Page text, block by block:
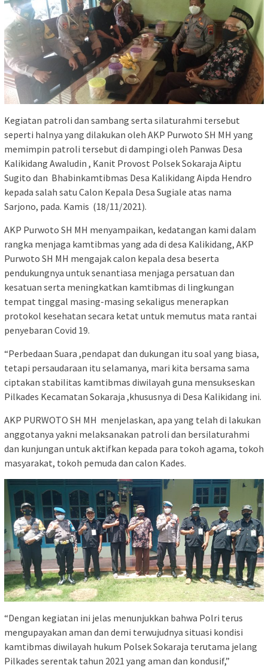
Kegiatan patroli dan sambang serta silaturahmi tersebut
seperti halnya yang dilakukan oleh AKP Purwoto SH MH yang
memimpin patroli tersebut di dampingi oleh Panwas Desa
Kalikidang Awaludin , Kanit Provost Polsek Sokaraja Aiptu
Sugito dan Bhabinkamtibmas Desa Kalikidang Aipda Hendro
kepada salah satu Calon Kepala Desa Sugiale atas nama
Sarjono, pada. Kamis (18/11/2021).
AKP Purwoto SH MH menyampaikan, kedatangan kami dalam
rangka menjaga kamtibmas yang ada di desa Kalikidang, AKP
Purwoto SH MH mengajak calon kepala desa beserta
pendukungnya untuk senantiasa menjaga persatuan dan
kesatuan serta meningkatkan kamtibmas di lingkungan
tempat tinggal masing-masing sekaligus menerapkan
protokol kesehatan secara ketat untuk memutus mata rantai
penyebaran Covid 19.
“Perbedaan Suara ,pendapat dan dukungan itu soal yang biasa,
tetapi persaudaraan itu selamanya, mari kita bersama sama
ciptakan stabilitas kamtibmas diwilayah guna mensukseskan
Pilkades Kecamatan Sokaraja ,khususnya di Desa Kalikidang ini.
AKP PURWOTO SH MH menjelaskan, apa yang telah di lakukan
anggotanya yakni melaksanakan patroli dan bersilaturahmi
dan kunjungan untuk aktifkan kepada para tokoh agama, tokoh
masyarakat, tokoh pemuda dan calon Kades.
“Dengan kegiatan ini jelas menunjukkan bahwa Polri terus
mengupayakan aman dan demi terwujudnya situasi kondisi
kamtibmas diwilayah hukum Polsek Sokaraja terutama jelang
Pilkades serentak tahun 2021 yang aman dan kondusif,”